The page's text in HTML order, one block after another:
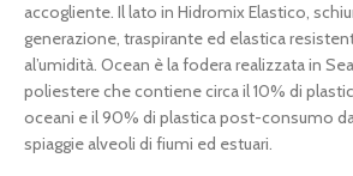
accogliente. Il lato in Hidromix Elastico,
generazione, traspirante ed elastica
al’umidità. Ocean è la fodera realizzata in
poliestere che contiene circa il 10% di
oceani e il 90% di plastica post-consumo
spiaggie alveoli di fiumi ed estuari.